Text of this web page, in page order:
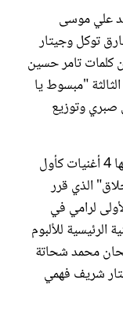
علي موسى
توكل وجيتار
كلمات تامر حسين
"مبسوط يا
وتوزيع
جاء ذلك بعد أن كان رامي صبري أطلق قبلها 4 أغنيات كأول
الذي قرر
لرامي في
الرئيسية للألبوم
محمد شحاتة
شريف فهمي